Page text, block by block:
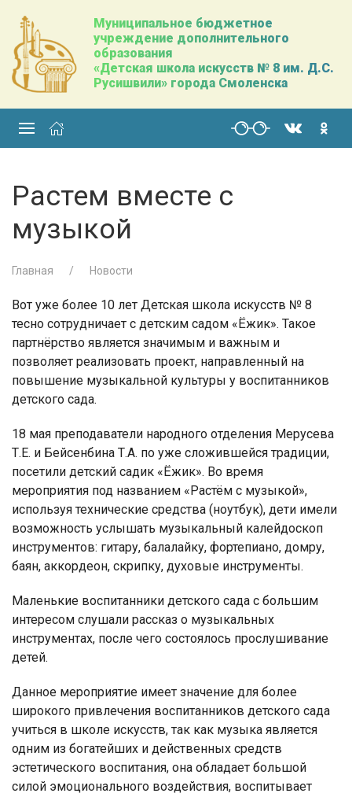
Муниципальное бюджетное
учреждение дополнительного
образования
«Детская школа искусств № 8 им. Д.С.
Русишвили» города Смоленска
Растем вместе с
музыкой
Главная Новости
Вот уже более 10 лет Детская школа искусств № 8
тесно сотрудничает с детским садом «Ёжик». Такое
партнёрство является значимым и важным и
позволяет реализовать проект, направленный на
повышение музыкальной культуры у воспитанников
детского сада.
18 мая преподаватели народного отделения Мерусева
Т.Е. и Бейсенбина Т.А. по уже сложившейся традиции,
посетили детский садик «Ёжик». Во время
мероприятия под названием «Растём с музыкой»,
используя технические средства (ноутбук), дети имели
возможность услышать музыкальный калейдоскоп
инструментов: гитару, балалайку, фортепиано, домру,
баян, аккордеон, скрипку, духовые инструменты.
Маленькие воспитанники детского сада с большим
интересом слушали рассказ о музыкальных
инструментах, после чего состоялось прослушивание
детей.
Данное мероприятие имеет значение для более
широкого привлечения воспитанников детского сада
учиться в школе искусств, так как музыка является
одним из богатейших и действенных средств
эстетического воспитания, она обладает большой
силой эмоционального воздействия, воспитывает